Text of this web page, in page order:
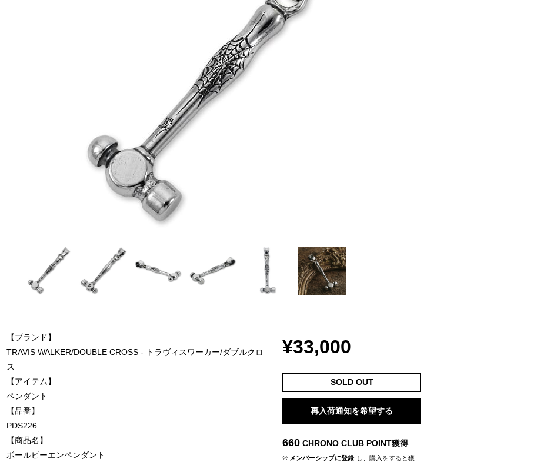
【ブランド】
TRAVIS WALKER/DOUBLE CROSS - トラヴィスワーカー/ダブルクロ
ス
【アイテム】
ペンダント
【品番】
PDS226
【商品名】
ボールピーエンペンダント
¥33,000
SOLD OUT
再入荷通知を希望する
660 CHRONO CLUB POINT獲得
※ メンバーシップに登録 し、購入をすると獲